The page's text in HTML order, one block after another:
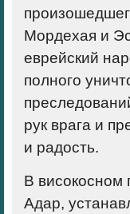
Мордехая и
еврейский
полного
рук врага и
и радость.
В високосном
Адар,